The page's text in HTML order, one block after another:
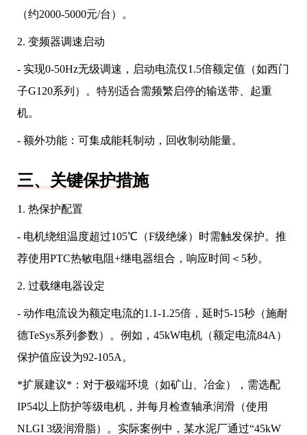
（约2000-5000元/台）。
2. 变频器调速启动
- 实现0-50Hz无级调速，启动电流仅1.5倍额定值（如西门
子G120系列）。特别适合需频繁启停的输送带、起重
机。
- 额外功能：可集成能耗制动，回收制动能量。
三、关键保护措施
1. 热保护配置
- 电机绕组温度超过105℃（F级绝缘）时需触发保护。推
荐使用PTC热敏电阻+继电器组合，响应时间＜5秒。
2. 过载继电器设定
- 动作电流设为额定电流的1.1-1.25倍，延时5-15秒（施耐
德TeSys系列参数）。例如，45kW电机（额定电流84A）
保护值应设为92-105A。
*扩展建议*：对于极端环境（如矿山、冶金），需选配
IP54以上防护等级电机，并每月检查轴承润滑（使用
NLGI 3级润滑脂）。实际案例中，某水泥厂通过“45kW